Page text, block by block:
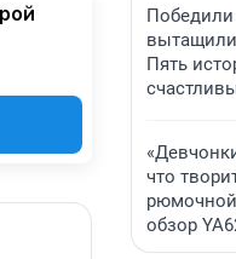
вытащили
Пять
что
обзор